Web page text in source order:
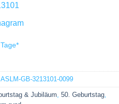
*
ASLM-GB-3213101-0099
& Jubiläum, 50. Geburtstag,